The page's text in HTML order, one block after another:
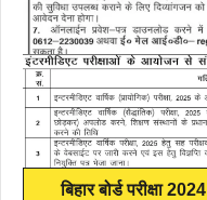
बिहार बोर्ड परीक्षा 2024